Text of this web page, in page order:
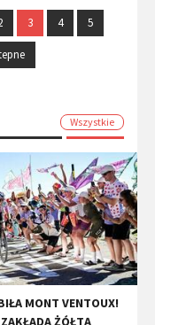
3 4 5
Wszystkie
MONT VENTOUX!
ŻÓŁTĄ